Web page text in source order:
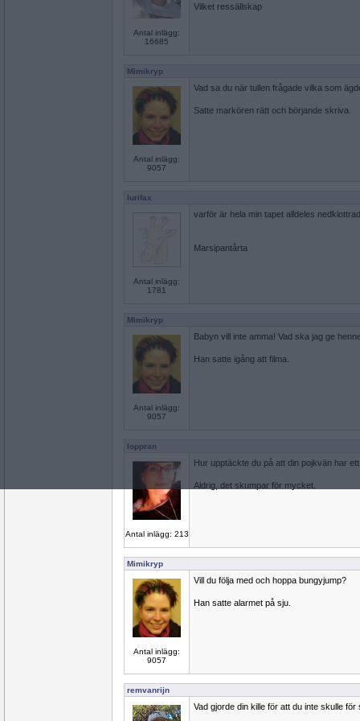
Antal inlägg:
16685
Vilket ressällskap
Mimikryp
Antal inlägg:
9057
Vad sa du när tullen frågade vilka som
Satte markören rätt och börjande skriva.
lurifax
Antal inlägg:
1781
varför är hela min tapet alldeles
Marsipantårta
Mimikryp
Antal inlägg:
9057
Babyn vill inte amma! Vad ska jag ge
Han satte igång att filma.
loppran
Antal inlägg: 213
Hur upptäckte du på att din pojkvän har
Aldrig, det skumpar för mycket.
Mimikryp
Antal inlägg:
9057
Vill du följa med och hoppa bungyjump?
Han satte alarmet på sju.
remvanrijn
Vad gjorde din kille för att du inte skulle för